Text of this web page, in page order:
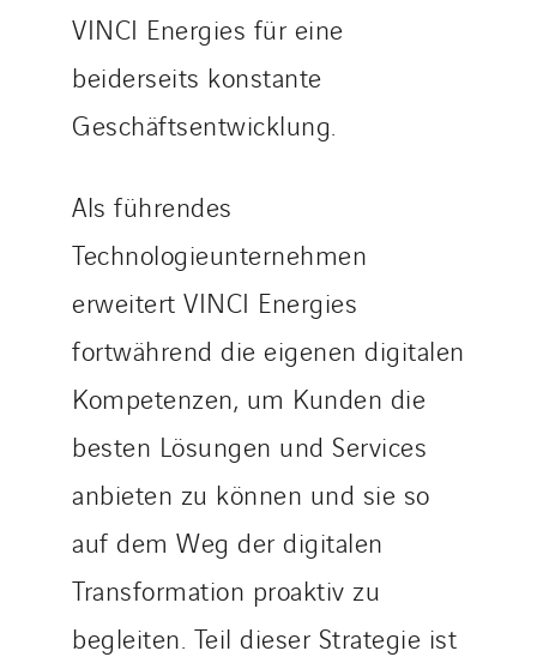
VINCI Energies für eine
beiderseits konstante
Geschäftsentwicklung.
Als führendes
Technologieunternehmen
erweitert VINCI Energies
fortwährend die eigenen digitalen
Kompetenzen, um Kunden die
besten Lösungen und Services
anbieten zu können und sie so
auf dem Weg der digitalen
Transformation proaktiv zu
begleiten. Teil dieser Strategie ist